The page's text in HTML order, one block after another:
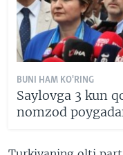
BUNI HAM KO'RING
Saylovga 3 kun
nomzod